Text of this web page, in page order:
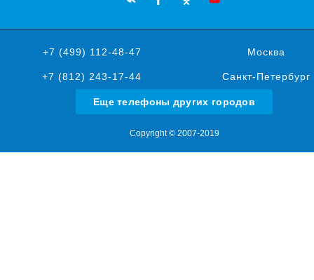
+7 (499) 112-48-47 Москва
+7 (812) 243-17-44 Санкт-Петербург
Еще телефоны других городов
Copyright © 2007-2019